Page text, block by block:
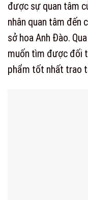
được sự quan tâm
nhân quan tâm đến
sở hoa Anh Đào.
muốn tìm được đối
phẩm tốt nhất trao